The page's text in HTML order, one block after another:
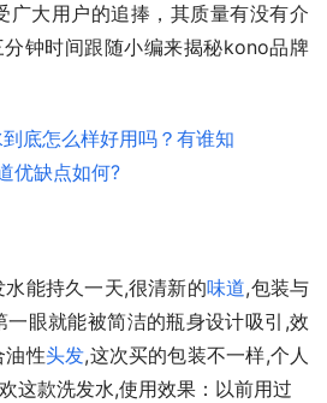
广大用户的追捧，其质量有没有介
钟时间跟随小编来揭秘kono品牌
能持久一天,很清新的味道,包装与
眼就能被简洁的瓶身设计吸引,效
油性头发,这次买的包装不一样,个人
这款洗发水,使用效果：以前用过